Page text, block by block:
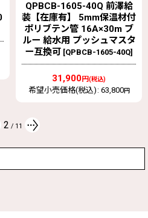
404006 仕切弁 プレインゲ
ート【前澤給装】 丸ハンド
ル 平行おねじ [NO404006]
8,080円 ～32,670円(税込)
3 / 11